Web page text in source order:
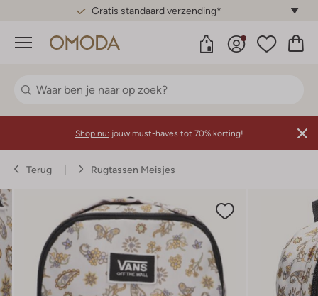
Gratis standaard verzending*
Menu
Shop nu: jouw must-haves tot 70% korting!
Terug Rugtassen Meisjes